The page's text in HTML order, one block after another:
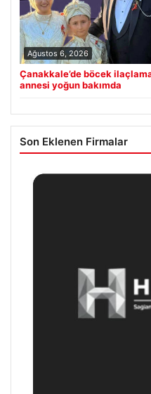
Ağustos 6, 2026
Çanakkale’de böcek
annesi yoğun bakımda
Son Eklenen Firmalar